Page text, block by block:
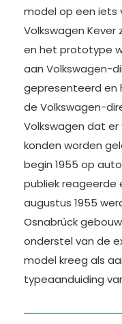
model op een iets
Volkswagen Kever
en het prototype
aan Volkswagen-
gepresenteerd en
de Volkswagen-
Volkswagen dat
konden worden
begin 1955 op
publiek reageerde
augustus 1955
Osnabrück
onderstel van de
model kreeg als
typeaanduiding